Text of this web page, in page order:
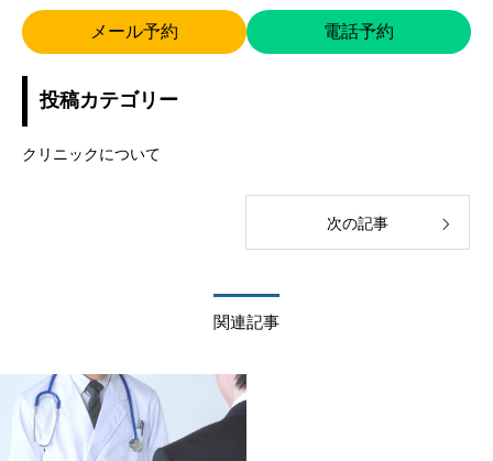
メール予約 電話予約
投稿カテゴリー
クリニックについて
次の記事
関連記事